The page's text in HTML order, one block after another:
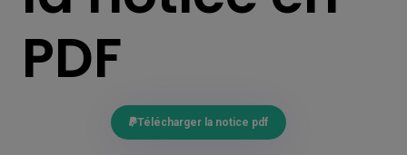
PDF
Télécharger la notice pdf